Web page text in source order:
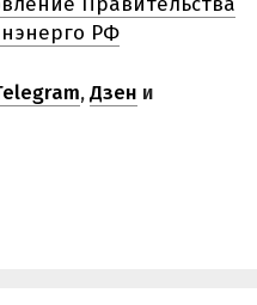
РФ
,Дзен и